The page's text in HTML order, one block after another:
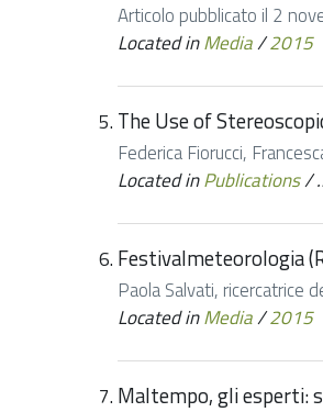
Articolo pubblicato il 2
Located inMedia/2015
The Use of
Federica Fiorucci,
Located inPublications/
Festivalmeteorologia
Paola Salvati, ricercatrice
Located inMedia/2015
Maltempo, gli esperti: